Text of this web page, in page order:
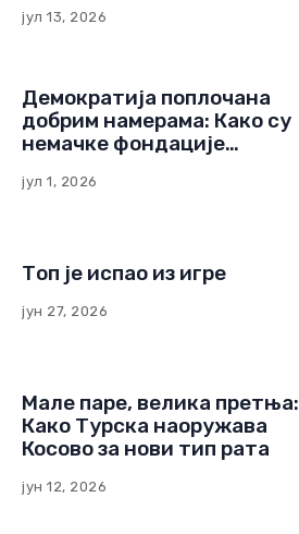
јул 13, 2026
Демократија поплочана
добрим намерама: Како су
немачке фондације
Црној Гори
јул 1, 2026
Топ је испао из игре
јун 27, 2026
Мале паре, велика претња:
Како Турска наоружава
Косово за нови тип рата
јун 12, 2026